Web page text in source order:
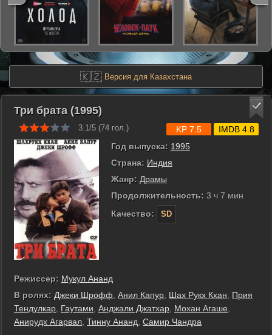
🇰🇿 Версия для Казахстана
Три брата (1995)
3.1/5 (74 гол.)
Год выпуска: 1995
Страна: Индия
Жанр: Драмы
Продолжительность: 3 ч 7 мин
Качество:
SD
KP 7.5 IMDB 4.8
Режиссер: Мукул Ананд
В ролях: Джеки Шрофф Анил Капур Шах Рукх Кхан
Прия
Тендулкар Гаутами Анджали Джатхар Мохан Агаше
Анирудх Агарвал Тинну Ананд Самир Чандра